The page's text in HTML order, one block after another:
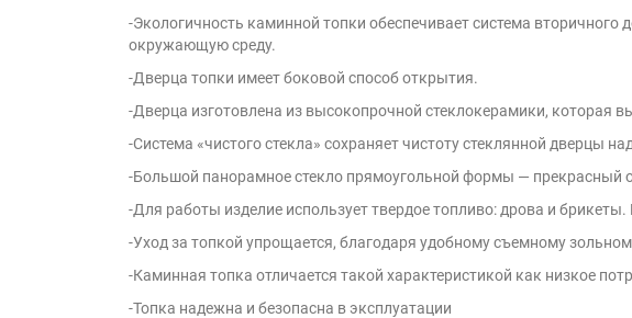
-Экологичность каминной топки обеспечивает система
окружающую среду.
-Дверца топки имеет боковой способ открытия.
-Дверца изготовлена из высокопрочной стеклокерамики, которая
-Система «чистого стекла» сохраняет чистоту стеклянной дверцы
-Большой панорамное стекло прямоугольной формы — прекрасный
-Для работы изделие использует твердое топливо: дрова и
-Уход за топкой упрощается, благодаря удобному съемному
-Каминная топка отличается такой характеристикой как низкое
-Топка надежна и безопасна в эксплуатации